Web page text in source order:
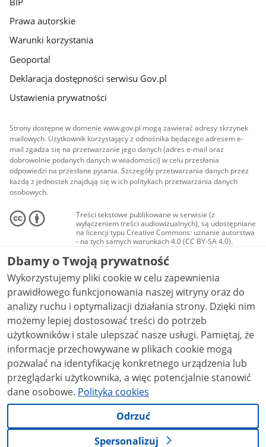
Prawa autorskie
Warunki korzystania
Geoportal
Deklaracja dostępności serwisu Gov.pl
Ustawienia prywatności
Strony dostępne w domenie www.gov.pl mogą zawierać adresy skrzynek
mailowych. Użytkownik korzystający z odnośnika będącego adresem e-
mail zgadza się na przetwarzanie jego danych (adres e-mail oraz
dobrowolnie podanych danych w wiadomości) w celu przesłania
odpowiedzi na przesłane pytania. Szczegóły przetwarzania danych przez
każdą z jednostek znajdują się w ich politykach przetwarzania danych
osobowych.
Treści tekstowe publikowane w serwisie (z
wyłączeniem treści audiowizualnych), są udostępniane
na licencji typu Creative Commons: uznanie autorstwa
- na tych samych warunkach 4.0 (CC BY-SA 4.0).
Materiały audiowizualne, w tym zdjęcia, materiały
audio i wideo, są udostępniane na licencji typu
Creative Commons: uznanie autorstwa użycie
niekomercyjne - bez utworów zależnych 4.0 (CC BY-
NC-ND 4.0), o ile nie jest to stwierdzone inaczej.
Dbamy o Twoją prywatność
Wykorzystujemy pliki cookie w celu zapewnienia
prawidłowego funkcjonowania naszej witryny oraz do
analizy ruchu i optymalizacji działania strony. Dzięki nim
możemy lepiej dostosować treści do potrzeb
użytkowników i stale ulepszać nasze usługi. Pamiętaj, że
informacje przechowywane w plikach cookie mogą
pozwalać na identyfikację konkretnego urządzenia lub
przeglądarki użytkownika, a więc potencjalnie stanowić
dane osobowe. Polityka cookies
Odrzuć
Spersonalizuj